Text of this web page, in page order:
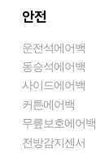
안전
운전석에어백
동승석에어백
사이드에어백
커튼에어백
무릎보호에어백
전방감지센서